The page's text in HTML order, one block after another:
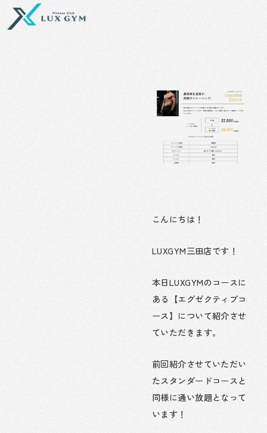
を
こんにちは！
LUXGYM三田店です！
本日LUXGYMのコースに
ある【エグゼクティブコ
ース】について紹介させ
ていただきます。
前回紹介させていただい
たスタンダードコースと
同様に通い放題となって
います！